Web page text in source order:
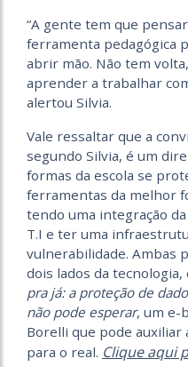
“A gente tem que
ferramenta pedagógica
abrir mão. Não tem
aprender a trabalhar
alertou Silvia.
Vale ressaltar que a
segundo Silvia, é um
formas da escola se
ferramentas da melhor
tendo uma integração
T.I e ter uma
vulnerabilidade. Ambas
dois lados da
pra já: a proteção de
não pode esperar, um e-
Borelli que pode auxiliar
para o real. Clique aqui